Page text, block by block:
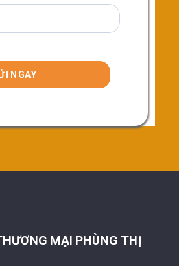
MẠI PHÙNG THỊ